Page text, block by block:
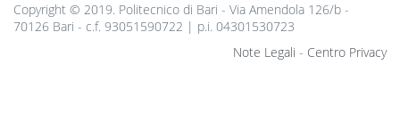
Copyright © 2019. Politecnico di Bari - Via Amendola 126/b -
70126 Bari - c.f. 93051590722 | p.i. 04301530723
Note Legali - Centro Privacy